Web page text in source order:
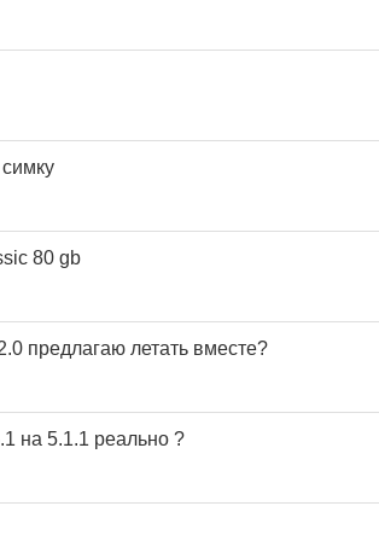
80 gb
предлагаю летать вместе?
на 5.1.1 реально ?